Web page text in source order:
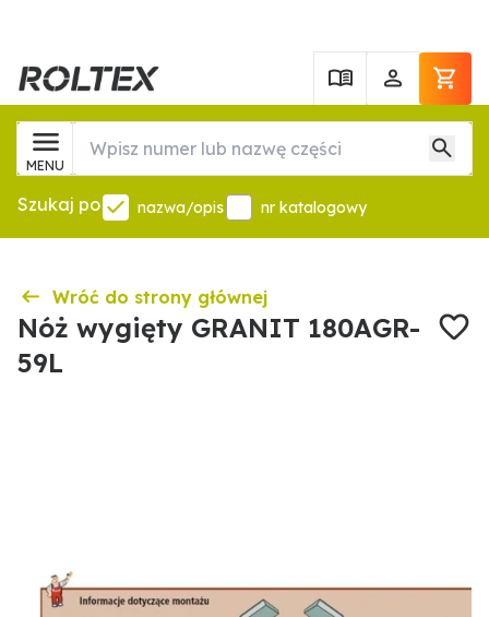
MENU
Szukaj po nazwa/opis nr katalogowy
Wróć do strony głównej
Nóż wygięty GRANIT 180AGR-
59L